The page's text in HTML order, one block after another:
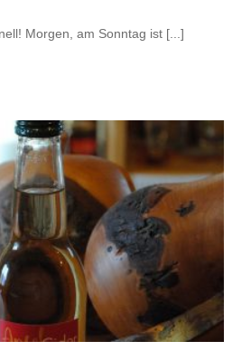
Morgen, am Sonntag ist [...]